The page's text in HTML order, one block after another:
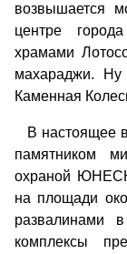
возвышается
центре
храмами
махараджи.
Каменная
В настоящее
памятником
охраной
на площади
развалинами
комплексы